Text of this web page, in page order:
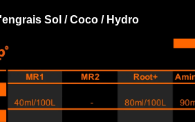
Sol / Coco / Hydro